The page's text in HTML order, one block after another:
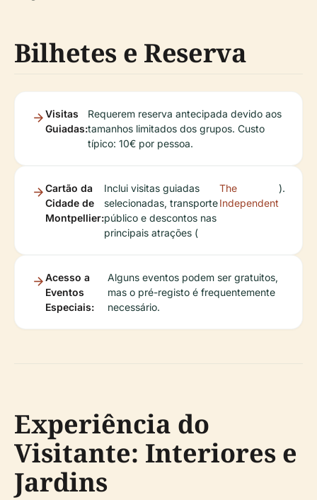
Bilhetes e Reserva
Visitas
Guiadas:
Requerem reserva antecipada devido aos
tamanhos limitados dos grupos. Custo
típico: 10€ por pessoa.
Cartão da
Cidade de
Montpellier:
Inclui visitas guiadas
selecionadas, transporte
público e descontos nas
principais atrações (
The
Independent
).
Acesso a
Eventos
Especiais:
Alguns eventos podem ser gratuitos,
mas o pré-registo é frequentemente
necessário.
Experiência do
Visitante: Interiores e
Jardins